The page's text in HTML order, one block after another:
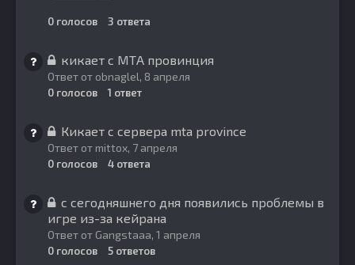
0 голосов 3 ответа
кикает с МТА провинция
Ответ от obnaglel, 8 апреля
0 голосов 1 ответ
Кикает с сервера mta province
Ответ от mittox, 7 апреля
0 голосов 4 ответа
с сегодняшнего дня появились проблемы в
игре из-за кейрана
Ответ от Gangstaaa, 1 апреля
0 голосов 5 ответов